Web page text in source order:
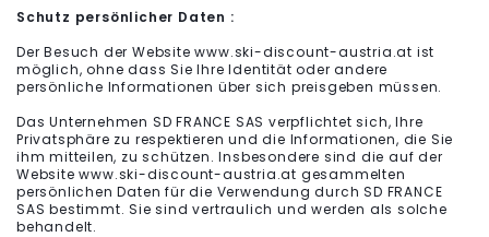
Schutz persönlicher Daten :
Der Besuch der Website www.ski-discount-austria.at ist
möglich, ohne dass Sie Ihre Identität oder andere
persönliche Informationen über sich preisgeben müssen.
Das Unternehmen SD FRANCE SAS verpflichtet sich, Ihre
Privatsphäre zu respektieren und die Informationen, die Sie
ihm mitteilen, zu schützen. Insbesondere sind die auf der
Website www.ski-discount-austria.at gesammelten
persönlichen Daten für die Verwendung durch SD FRANCE
SAS bestimmt. Sie sind vertraulich und werden als solche
behandelt.